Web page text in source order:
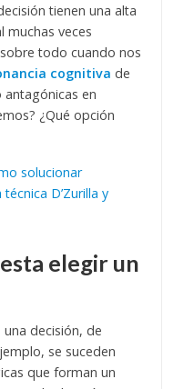
tienen una alta
muchas veces
todo cuando nos
cognitiva de
en
¿Qué opción
solucionar
D’Zurilla y
elegir un
decisión, de
se suceden
que forman un